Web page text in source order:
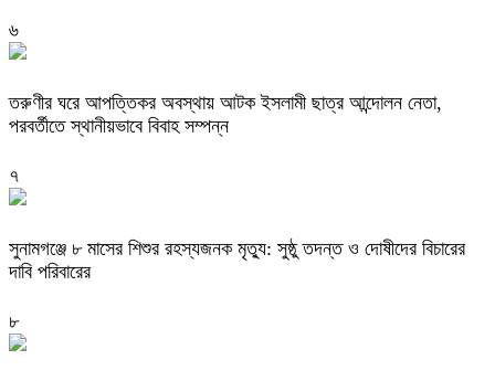
৬
তরুণীর ঘরে আপত্তিকর অবস্থায় আটক ইসলামী ছাত্র আন্দোলন নেতা,
পরবর্তীতে স্থানীয়ভাবে বিবাহ সম্পন্ন
৭
সুনামগঞ্জে ৮ মাসের শিশুর রহস্যজনক মৃত্যু: সুষ্ঠু তদন্ত ও দোষীদের বিচারের
দাবি পরিবারের
৮